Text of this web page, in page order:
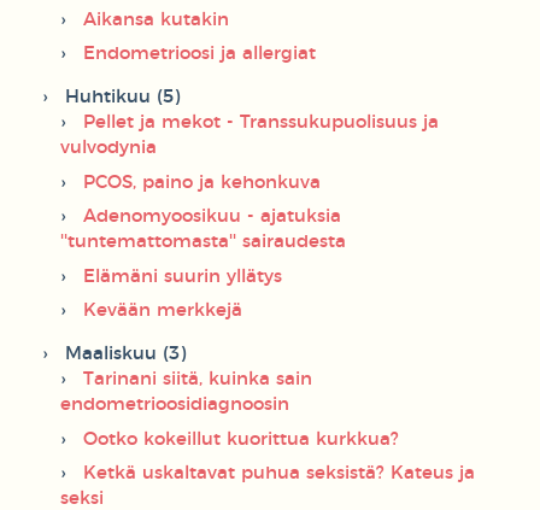
Aikansa kutakin
Endometrioosi ja allergiat
Huhtikuu (5)
Pellet ja mekot - Transsukupuolisuus ja
vulvodynia
PCOS, paino ja kehonkuva
Adenomyoosikuu - ajatuksia
''tuntemattomasta'' sairaudesta
Elämäni suurin yllätys
Kevään merkkejä
Maaliskuu (3)
Tarinani siitä, kuinka sain
endometrioosidiagnoosin
Ootko kokeillut kuorittua kurkkua?
Ketkä uskaltavat puhua seksistä? Kateus ja
seksi